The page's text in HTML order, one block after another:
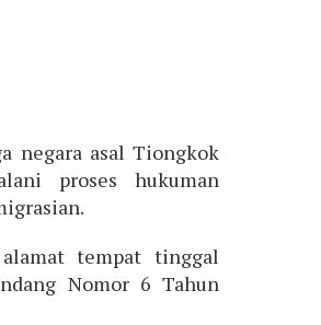
negara asal Tiongkok
proses hukuman
tempat tinggal
Nomor 6 Tahun